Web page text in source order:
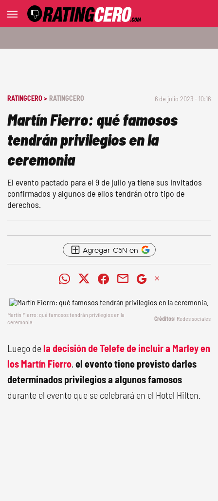
RATINGCERO > RATINGCERO 6 de julio 2023 - 10:16
Martín Fierro: qué famosos
tendrán privilegios en la
ceremonia
El evento pactado para el 9 de julio ya tiene sus invitados
confirmados y algunos de ellos tendrán otro tipo de
derechos.
Agregar C5N en
Martín Fierro: qué famosos tendrán privilegios en la
ceremonia.
Redes sociales
Luego dela decisión de Telefe de incluir a Marley en
los Martín Fierro, el evento tiene previsto darles
determinados privilegios a algunos famosos
durante el evento que se celebrará en el Hotel Hilton.